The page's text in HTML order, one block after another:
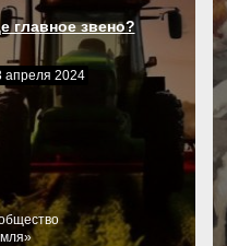
главное звено?
апреля 2024
»